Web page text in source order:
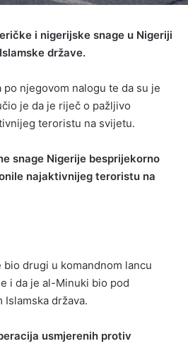
i nigerijske snage u Nigeriji
države.
njegovom nalogu te da su je
je da je riječ o pažljivo
teroristu na svijetu.
snage Nigerije besprijekorno
najaktivnijeg teroristu na
drugi u komandnom lancu
i da je al-Minuki bio pod
država.
usmjerenih protiv